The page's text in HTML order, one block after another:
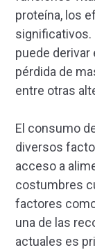
proteína, los
significativos.
puede
pérdida de
entre otras
El consumo
diversos
acceso a
costumbres
factores
una de las
actuales es